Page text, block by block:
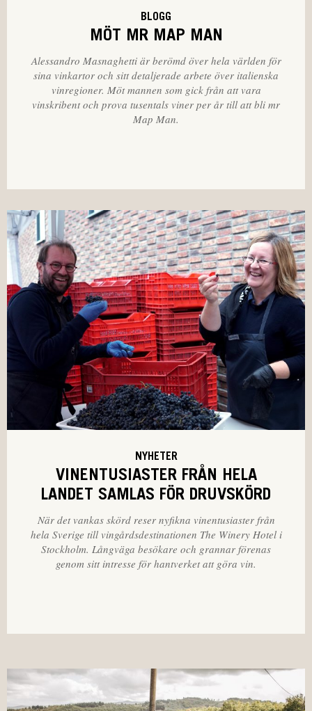
BLOGG
MÖT MR MAP MAN
Alessandro Masnaghetti är berömd över hela världen för
sina vinkartor och sitt detaljerade arbete över italienska
vinregioner. Möt mannen som gick från att vara
vinskribent och prova tusentals viner per år till att bli mr
Map Man.
NYHETER
VINENTUSIASTER FRÅN HELA
LANDET SAMLAS FÖR DRUVSKÖRD
När det vankas skörd reser nyfikna vinentusiaster från
hela Sverige till vingårdsdestinationen The Winery Hotel i
Stockholm. Långväga besökare och grannar förenas
genom sitt intresse för hantverket att göra vin.